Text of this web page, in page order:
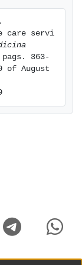
care servi
363-
of August